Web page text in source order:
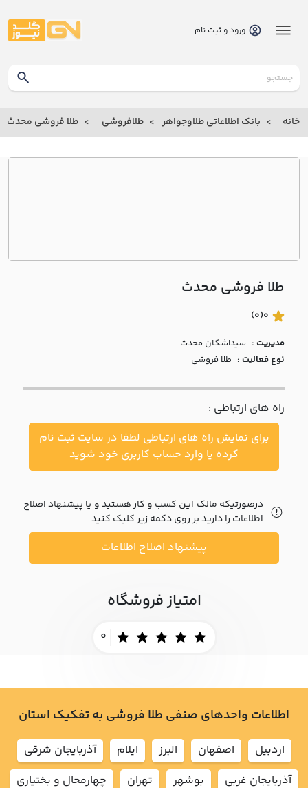
بانک
بانک
اطلاعاتی
درباره
با ما
مقالات
اخبار
پرسش
متداول
خواست
ورود و ثبت نام
خانه بانک اطلاعاتی طلاوجواهر طلافروشی طلا فروشی محدث
طلا فروشی محدث
0
(0)
مدیریت : سيداشکان محدث
نوع فعالیت : طلا فروشی
راه های ارتباطی :
برای نمایش راه های ارتباطی لطفا در سایت ثبت نام
کرده یا وارد حساب کاربری خود شوید
درصورتیکه مالک این کسب و کار هستید و یا پیشنهاد اصلاح
اطلاعات را دارید بر روی دکمه زیر کلیک کنید
پیشنهاد اصلاح اطلاعات
امتیاز فروشگاه
0
اطلاعات واحدهای صنفی طلا فروشی به تفکیک استان
اردبيل اصفهان البرز ايلام
آذربايجان شرقي
آذربايجان غربي
بوشهر تهران
چهارمحال و بختياري